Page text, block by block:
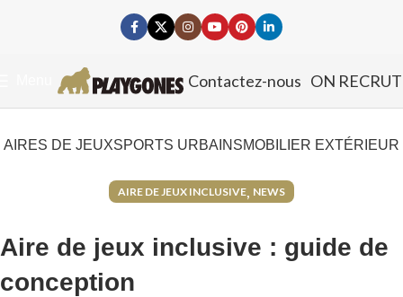
Contactez-nous ON
AIRES DE JEUXSPORTS URBAINSMOBILIER EXTÉRIEUR
AIRE DE JEUX INCLUSIVE, NEWS
Aire de jeux inclusive : guide de
conception